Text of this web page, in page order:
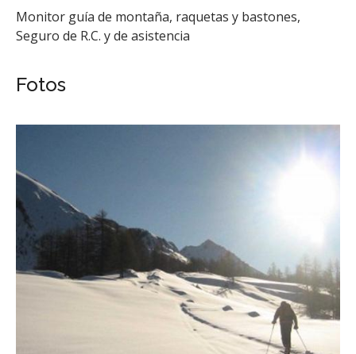
Monitor guía de montaña, raquetas y bastones,
Seguro de R.C. y de asistencia
Fotos